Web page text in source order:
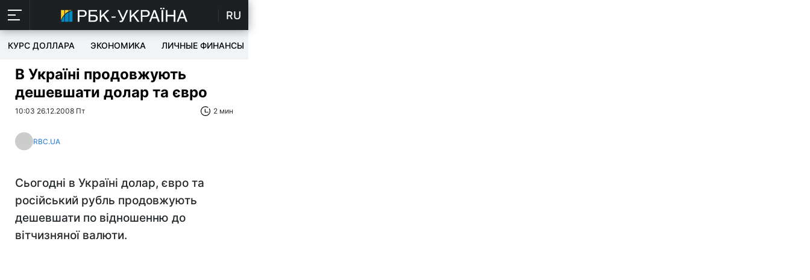
RU
КУРС ДОЛЛАРА ЭКОНОМИКА ЛИЧНЫЕ ФИНАНСЫ
В Україні продовжують
дешевшати долар та євро
10:03 26.12.2008 Пт 2 мин
RBC.UA
Сьогодні в Україні долар, євро та
російський рубль продовжують
дешевшати по відношенню до
вітчизняної валюти.